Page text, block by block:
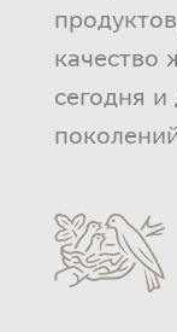
качество
сегодня